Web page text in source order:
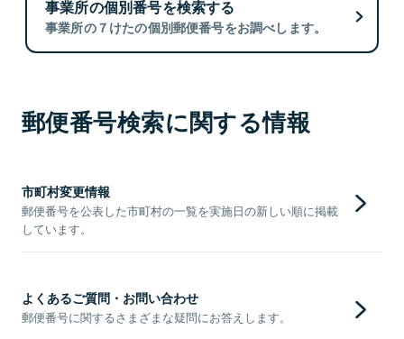
事業所の個別番号を検索する
事業所の７けたの個別郵便番号をお調べします。
郵便番号検索に関する情報
市町村変更情報
郵便番号を公表した市町村の一覧を実施日の新しい順に掲載
しています。
よくあるご質問・お問い合わせ
郵便番号に関するさまざまな疑問にお答えします。